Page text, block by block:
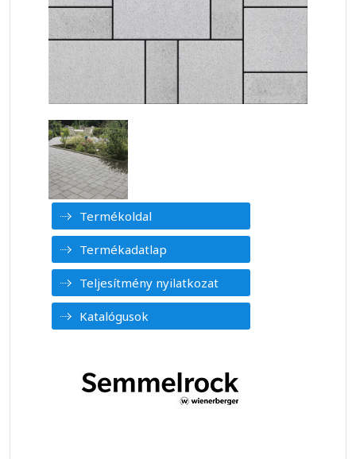
Termékoldal
Termékadatlap
Teljesítmény nyilatkozat
Katalógusok